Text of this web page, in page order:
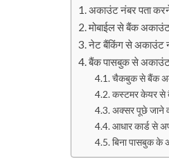
अकाउंट नंबर पता
मोबाईल से बैंक
नेट बैंकिंग से अकाउंट
बैंक पासबुक से
चैकबुक से बैंक
कस्टमर केयर से
अक्सर पूछे जाने
आधार कार्ड से
बिना पासबुक के